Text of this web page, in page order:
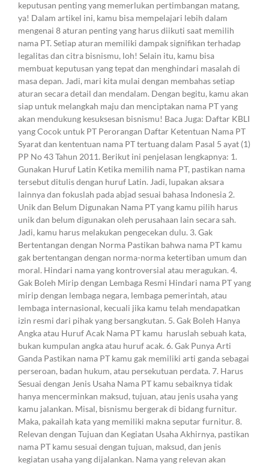
keputusan penting yang memerlukan pertimbangan matang,
ya! Dalam artikel ini, kamu bisa mempelajari lebih dalam
mengenai 8 aturan penting yang harus diikuti saat memilih
nama PT. Setiap aturan memiliki dampak signifikan terhadap
legalitas dan citra bisnismu, loh! Selain itu, kamu bisa
membuat keputusan yang tepat dan menghindari masalah di
masa depan. Jadi, mari kita mulai dengan membahas setiap
aturan secara detail dan mendalam. Dengan begitu, kamu akan
siap untuk melangkah maju dan menciptakan nama PT yang
akan mendukung kesuksesan bisnismu! Baca Juga: Daftar KBLI
yang Cocok untuk PT Perorangan Daftar Ketentuan Nama PT
Syarat dan kententuan nama PT tertuang dalam Pasal 5 ayat (1)
PP No 43 Tahun 2011. Berikut ini penjelasan lengkapnya: 1.
Gunakan Huruf Latin Ketika memilih nama PT, pastikan nama
tersebut ditulis dengan huruf Latin. Jadi, lupakan aksara
lainnya dan fokuslah pada abjad sesuai bahasa Indonesia 2.
Unik dan Belum Digunakan Nama PT yang kamu pilih harus
unik dan belum digunakan oleh perusahaan lain secara sah.
Jadi, kamu harus melakukan pengecekan dulu. 3. Gak
Bertentangan dengan Norma Pastikan bahwa nama PT kamu
gak bertentangan dengan norma-norma ketertiban umum dan
moral. Hindari nama yang kontroversial atau meragukan. 4.
Gak Boleh Mirip dengan Lembaga Resmi Hindari nama PT yang
mirip dengan lembaga negara, lembaga pemerintah, atau
lembaga internasional, kecuali jika kamu telah mendapatkan
izin resmi dari pihak yang bersangkutan. 5. Gak Boleh Hanya
Angka atau Huruf Acak Nama PT kamu haruslah sebuah kata,
bukan kumpulan angka atau huruf acak. 6. Gak Punya Arti
Ganda Pastikan nama PT kamu gak memiliki arti ganda sebagai
perseroan, badan hukum, atau persekutuan perdata. 7. Harus
Sesuai dengan Jenis Usaha Nama PT kamu sebaiknya tidak
hanya mencerminkan maksud, tujuan, atau jenis usaha yang
kamu jalankan. Misal, bisnismu bergerak di bidang furnitur.
Maka, pakailah kata yang memiliki makna seputar furnitur. 8.
Relevan dengan Tujuan dan Kegiatan Usaha Akhirnya, pastikan
nama PT kamu sesuai dengan tujuan, maksud, dan jenis
kegiatan usaha yang dijalankan. Nama yang relevan akan